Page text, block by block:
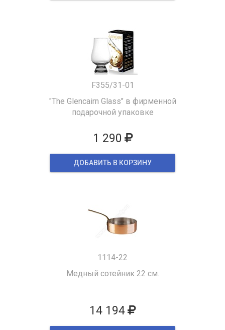
F355/31-01
"The Glencairn Glass" в фирменной
подарочной упаковке
1 290
ДОБАВИТЬ В КОРЗИНУ
1114-22
Медный сотейник 22 см.
14 194